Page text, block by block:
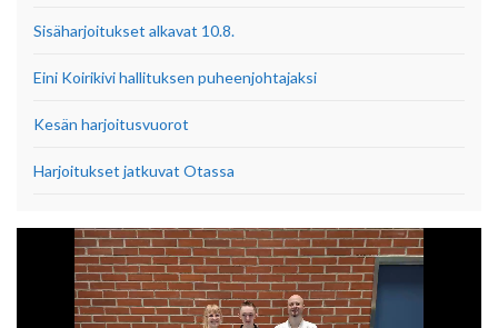
Sisäharjoitukset alkavat 10.8.
Eini Koirikivi hallituksen puheenjohtajaksi
Kesän harjoitusvuorot
Harjoitukset jatkuvat Otassa